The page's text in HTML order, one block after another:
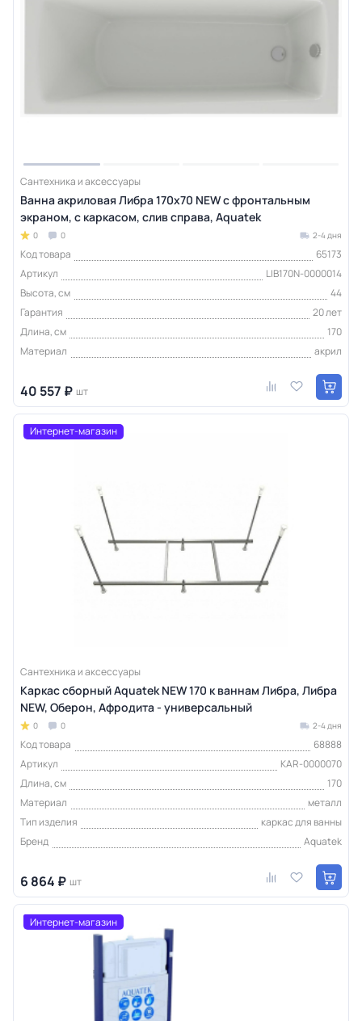
Сантехника и аксессуары
Ванна акриловая Либра 170x70 NEW с фронтальным
экраном, с каркасом, слив справа, Aquatek
0 0 2-4 дня
Код товара
65173
Артикул
LIB170N-0000014
Высота, см
44
Гарантия
20 лет
Длина, см
170
Материал
акрил
40 557 ₽ шт
Интернет-магазин
Сантехника и аксессуары
Каркас сборный Aquatek NEW 170 к ваннам Либра, Либра
NEW, Оберон, Афродита - универсальный
0 0 2-4 дня
Код товара
68888
Артикул
KAR-0000070
Длина, см
170
Материал
металл
Тип изделия
каркас для ванны
Бренд
Aquatek
6 864 ₽ шт
Интернет-магазин